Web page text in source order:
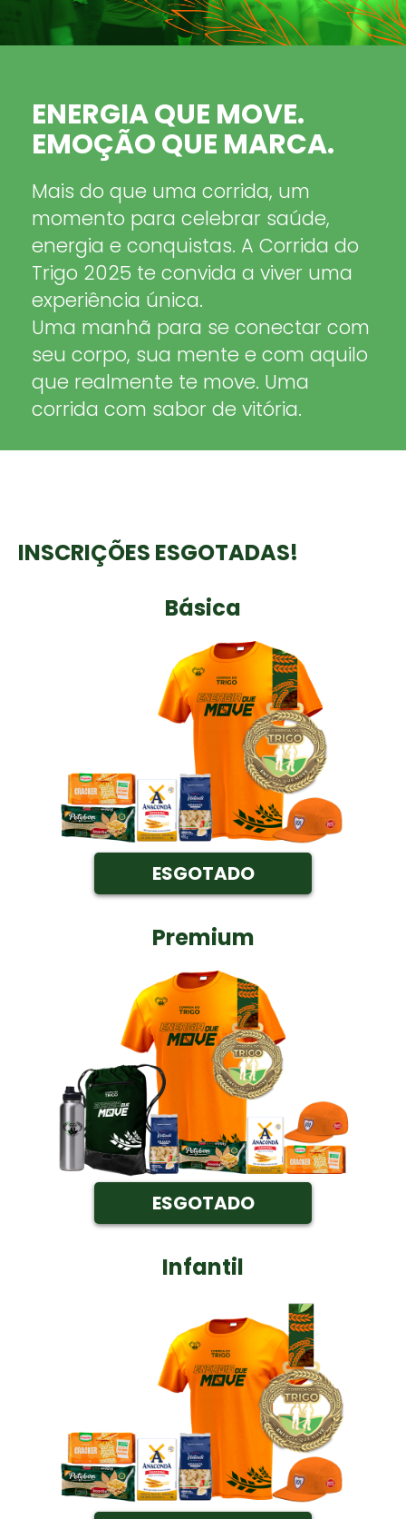
ENERGIA QUE MOVE.
EMOÇÃO QUE MARCA.
Mais do que uma corrida, um
momento para celebrar saúde,
energia e conquistas. A Corrida do
Trigo 2025 te convida a viver uma
experiência única.
Uma manhã para se conectar com
seu corpo, sua mente e com aquilo
que realmente te move. Uma
corrida com sabor de vitória.
INSCRIÇÕES ESGOTADAS!
Básica
ESGOTADO
Premium
ESGOTADO
Infantil